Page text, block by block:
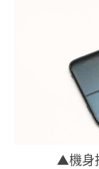
▲機身